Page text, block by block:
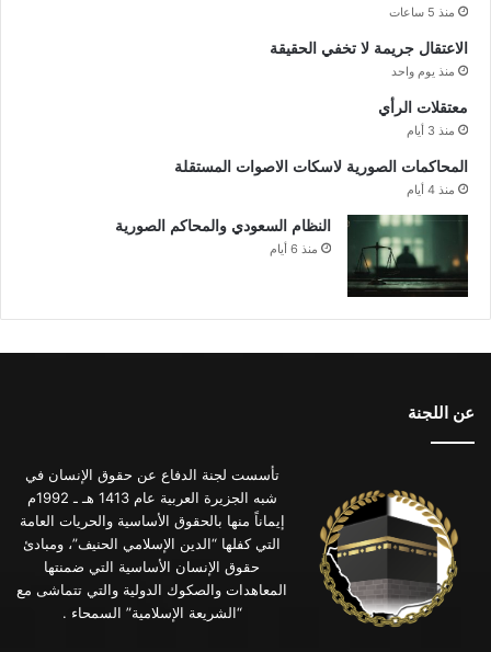
منذ 5 ساعات
الاعتقال جريمة لا تخفي الحقيقة
منذ يوم واحد
معتقلات الرأي
منذ 3 أيام
المحاكمات الصورية لاسكات الاصوات المستقلة
منذ 4 أيام
النظام السعودي والمحاكم الصورية
منذ 6 أيام
عن اللجنة
تأسست لجنة الدفاع عن حقوق الإنسان في
شبه الجزيرة العربية عام 1413 هـ ـ 1992م
إيماناً منها بالحقوق الأساسية والحريات العامة
التي كفلها “الدين الإسلامي الحنيف”، ومبادئ
حقوق الإنسان الأساسية التي ضمنتها
المعاهدات والصكوك الدولية والتي تتماشى مع
“الشريعة الإسلامية” السمحاء .